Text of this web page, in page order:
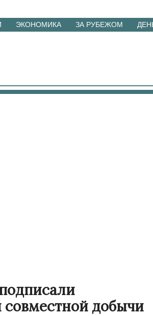
ЭКОНОМИКА ЗА РУБЕЖОМ
совместной добычи